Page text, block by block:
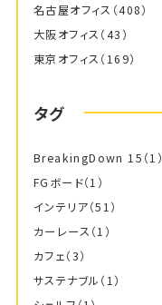
名古屋オフィス （408）
大阪オフィス （43）
東京オフィス （169）
タグ
BreakingDown 15 （1）
FGボード（1）
インテリア（51）
カーレース （1）
カフェ（3）
サステナブル （1）